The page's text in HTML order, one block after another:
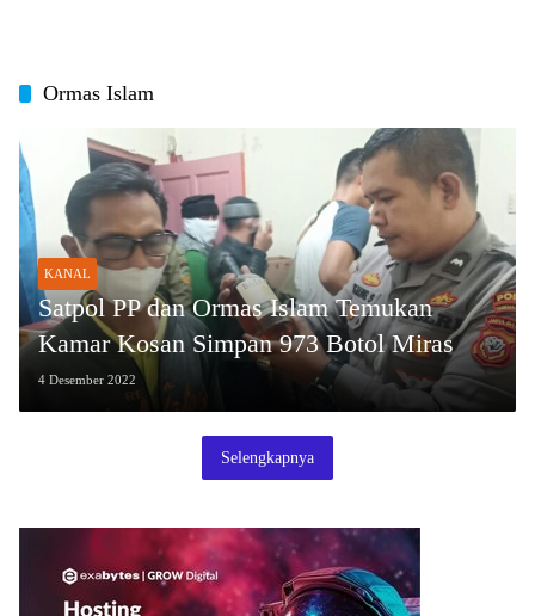
Ormas Islam
KANAL
Satpol PP dan Ormas Islam Temukan
Kamar Kosan Simpan 973 Botol Miras
4 Desember 2022
Selengkapnya